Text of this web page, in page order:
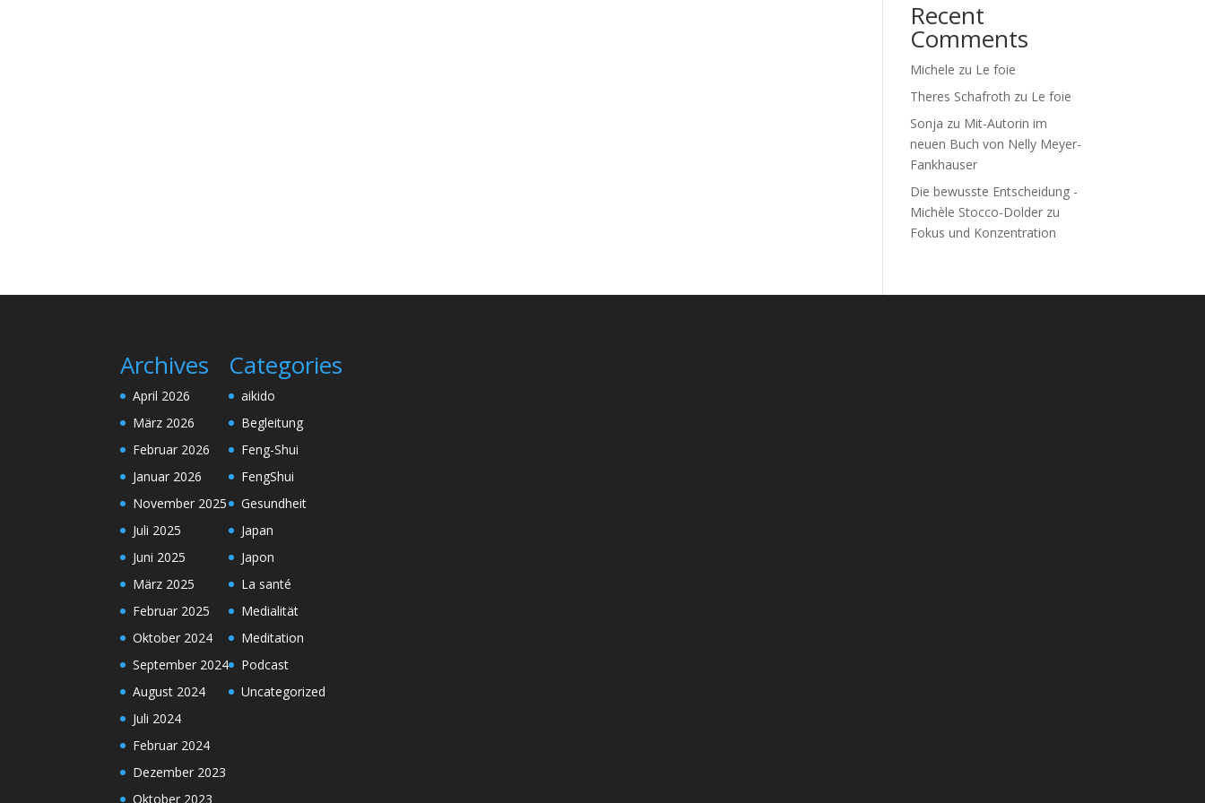
Recent
Comments
Michele zu Le foie
Theres Schafroth zu Le foie
Sonja zu Mit-Autorin im
neuen Buch von Nelly Meyer-
Fankhauser
Die bewusste Entscheidung -
Michèle Stocco-Dolder zu
Fokus und Konzentration
Archives
April 2026
März 2026
Februar 2026
Januar 2026
November 2025
Juli 2025
Juni 2025
März 2025
Februar 2025
Oktober 2024
September 2024
August 2024
Juli 2024
Februar 2024
Dezember 2023
Oktober 2023
Categories
aikido
Begleitung
Feng-Shui
FengShui
Gesundheit
Japan
Japon
La santé
Medialität
Meditation
Podcast
Uncategorized